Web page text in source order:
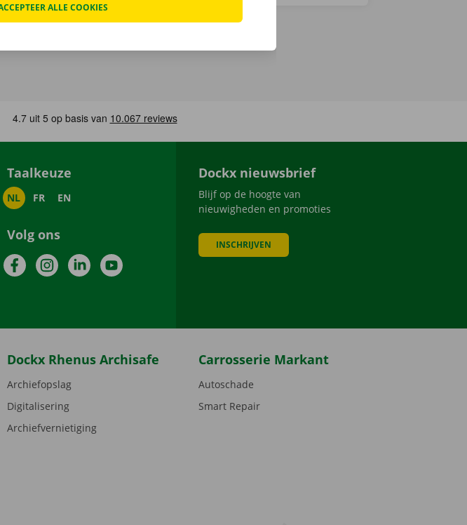
Taalkeuze
NL FR EN
Volg ons
FacebookInstagramLinkedInYouTube
Dockx nieuwsbrief
Blijf op de hoogte van
nieuwigheden en promoties
INSCHRIJVEN
Dockx Rhenus Archisafe
Archiefopslag
Digitalisering
Archiefvernietiging
Carrosserie Markant
Autoschade
Smart Repair
ALLE COOKIES